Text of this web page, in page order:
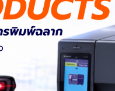
ปัญหาคลังสินค้าที่บอกว่า
ธุรกิจของคุณควรเริ่มใช้
WMS กับ ERP ต่างกัน
อย่างไร? ทำไมหลายธุรกิจ